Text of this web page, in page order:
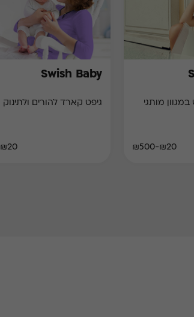
מותגי
₪20-₪500
Swish Baby
גיפט קארד להורים ולתינוק
₪20-₪1000